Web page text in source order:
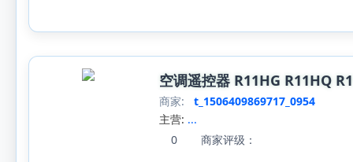
空调遥控器 R11HG R11HQ
商家:
t_1506409869717_0954
主营: ...
0
商家评级：